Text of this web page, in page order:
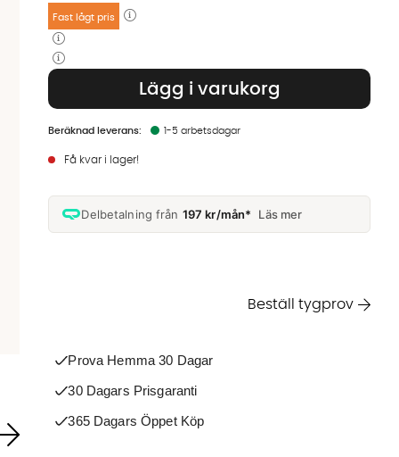
Fast lågt pris
Lägg i varukorg
Delbetalning från 197 kr/mån* Läs mer
1-5 arbetsdagar
Få kvar i lager!
Beställ tygprov
Prova Hemma 30 Dagar
30 Dagars Prisgaranti
365 Dagars Öppet Köp